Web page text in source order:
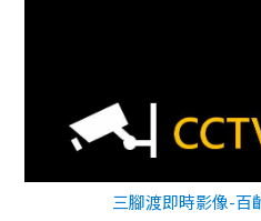
三腳渡即時影像-百